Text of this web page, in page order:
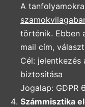
A
történik. Ebben
mail cím,
Cél: jelentkezés
biztosítása
Jogalap: GDPR
Számmisztika